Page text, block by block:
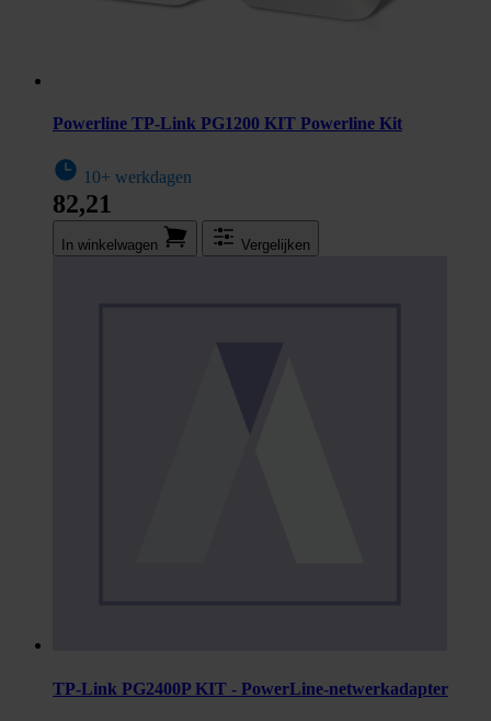
Powerline TP-Link PG1200 KIT Powerline Kit
10+ werkdagen
82,21
In winkel­wagen Vergelijken
TP-Link PG2400P KIT - PowerLine-netwerkadapter